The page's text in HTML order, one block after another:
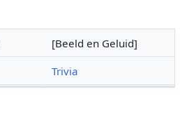
[Beeld en Geluid]
Trivia